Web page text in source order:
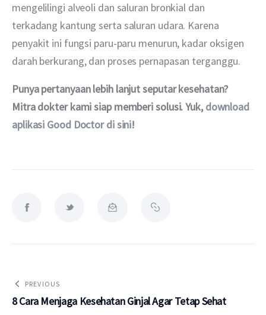
mengelilingi alveoli dan saluran bronkial dan
terkadang kantung serta saluran udara. Karena
penyakit ini fungsi paru-paru menurun, kadar oksigen
darah berkurang, dan proses pernapasan terganggu.
Punya pertanyaan lebih lanjut seputar kesehatan?
Mitra dokter kami siap memberi solusi. Yuk, download
aplikasi Good Doctor di sini!
PREVIOUS
8 Cara Menjaga Kesehatan Ginjal Agar Tetap Sehat